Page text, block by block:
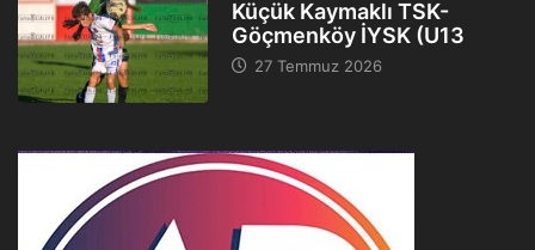
Küçük Kaymaklı TSK-
Göçmenköy İYSK (U13
27 Temmuz 2026